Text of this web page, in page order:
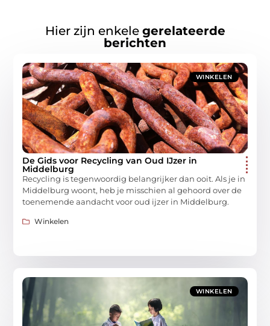
Hier zijn enkele gerelateerde
berichten
WINKELEN
De Gids voor Recycling van Oud IJzer in
Middelburg
Recycling is tegenwoordig belangrijker dan ooit. Als je in
Middelburg woont, heb je misschien al gehoord over de
toenemende aandacht voor oud ijzer in Middelburg.
Winkelen
WINKELEN